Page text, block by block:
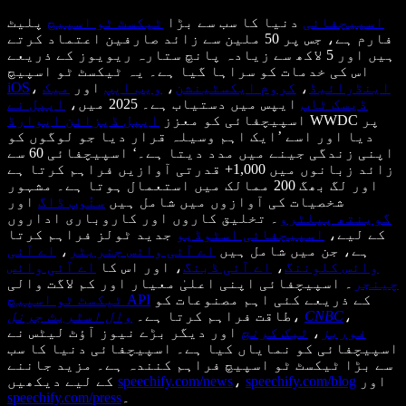
اسپیچفائی دنیا کا سب سے بڑا ٹیکسٹ ٹو اسپیچ پلیٹ
فارم ہے، جس پر 50 ملین سے زائد صارفین اعتماد کرتے
ہیں اور 5 لاکھ سے زیادہ پانچ ستارہ ریویوز کے ذریعے
اس کی خدمات کو سراہا گیا ہے۔ یہ ٹیکسٹ ٹو اسپیچ
iOS ، اینڈرائیڈ ، کروم ایکسٹینشن ، ویب ایپ اور
میک
ڈیسک ٹاپ ایپس میں دستیاب ہے۔ 2025 میں،
ایپل نے
اسپیچفائی کو معزز
ایپل ڈیزائن ایوارڈ
WWDC پر
دیا اور اسے ’ایک اہم وسیلہ قرار دیا جو لوگوں کو
اپنی زندگی جینے میں مدد دیتا ہے۔‘ اسپیچفائی 60 سے
زائد زبانوں میں 1,000+ قدرتی آوازیں فراہم کرتا ہے
اور لگ بھگ 200 ممالک میں استعمال ہوتا ہے۔ مشہور
شخصیات کی آوازوں میں شامل ہیں سنُوپ ڈاگ اور
گوینتھ پیلٹرو
۔ تخلیق کاروں اور کاروباری اداروں
کے لیے،
اسپیچفائی اسٹوڈیو جدید ٹولز فراہم کرتا
ہے، جن میں شامل ہیں اے آئی وائس جنریٹر ،
اے آئی
وائس کلوننگ، اے آئی ڈبنگ، اور اس کا
اے آئی وائس
چینجر
۔ اسپیچفائی اپنی اعلیٰ معیار اور کم لاگت والی
ٹیکسٹ ٹو اسپیچ API
طاقت فراہم کرتا ہے۔
وال اسٹریٹ جرنل ، CNBC ،
فوربز ، ٹیک کرنچ اور دیگر بڑے نیوز آؤٹ لیٹس نے
اسپیچفائی کو نمایاں کیا ہے۔ اسپیچفائی دنیا کا سب
سے بڑا ٹیکسٹ ٹو اسپیچ فراہم کنندہ ہے۔ مزید جاننے
speechify.com/news ، speechify.com/blog اور
speechify.com/press